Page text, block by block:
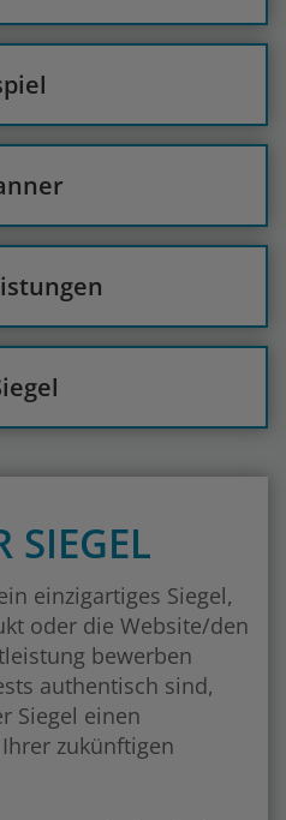
SIEGEL
einzigartiges Siegel,
oder die Website/den
bewerben
authentisch sind,
Siegel einen
zukünftigen